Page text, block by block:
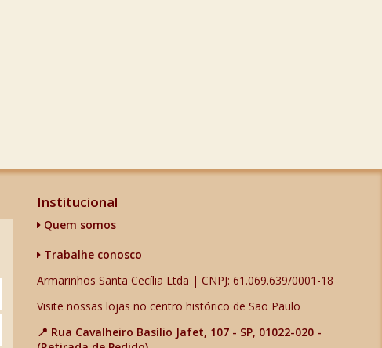
Institucional
Quem somos
Trabalhe conosco
Armarinhos Santa Cecília Ltda | CNPJ: 61.069.639/0001-18
Visite nossas lojas no centro histórico de São Paulo
📍 Rua Cavalheiro Basílio Jafet, 107 - SP, 01022-020 -